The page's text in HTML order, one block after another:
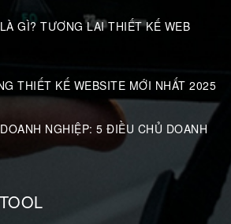
GÌ? TƯƠNG LAI THIẾT KẾ WEB
THIẾT KẾ WEBSITE MỚI NHẤT 2025
NGHIỆP: 5 ĐIỀU CHỦ DOANH